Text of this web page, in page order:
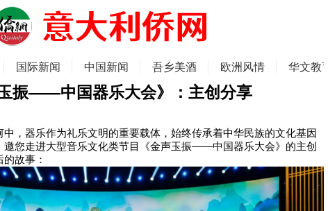
国际新闻 中国新闻 吾乡美酒 欧洲风情 华文教育
振——中国器乐大会》：主创分享
，器乐作为礼乐文明的重要载体，始终传承着中华民族的文化基因
邀您走进大型音乐文化类节目《金声玉振——中国器乐大会》的主创
故事：